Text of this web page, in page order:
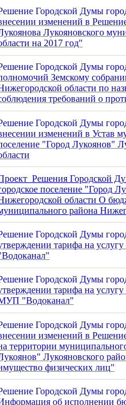
Городской Думы
изменений в
Лукояновского
на 2017 год"
Городской Думы
Земскому
области по
требований о
Городской Думы
изменений в Устав
"Город Лукоянов"
Решения Городской
поселение "Город
области О
района
Городской Думы
тарифа на
Городской Думы
тарифа на
"Водоканал"
Городской Думы
изменений в
территории
Лукояновского
физических лиц"
Городской Думы
об исполнении